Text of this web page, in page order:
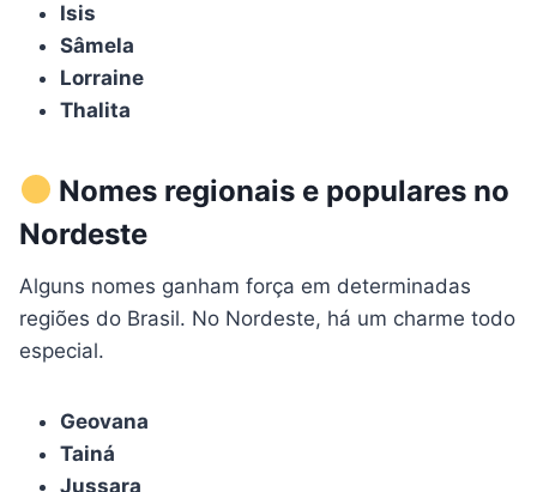
Isis
Sâmela
Lorraine
Thalita
Nomes regionais e populares no
Nordeste
Alguns nomes ganham força em determinadas
regiões do Brasil. No Nordeste, há um charme todo
especial.
Geovana
Tainá
Jussara